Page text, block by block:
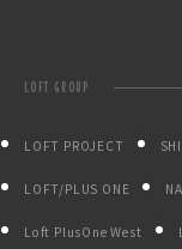
LOFT GROUP
LOFT PROJECT
LOFT/PLUS ONE
Loft PlusOne West